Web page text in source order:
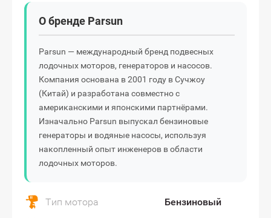
Тип мотора
Бензиновый
О бренде Parsun
Parsun — международный бренд подвесных
лодочных моторов, генераторов и насосов.
Компания основана в 2001 году в Сучжоу
(Китай) и разработана совместно с
американскими и японскими партнёрами.
Изначально Parsun выпускал бензиновые
генераторы и водяные насосы, используя
накопленный опыт инженеров в области
лодочных моторов.